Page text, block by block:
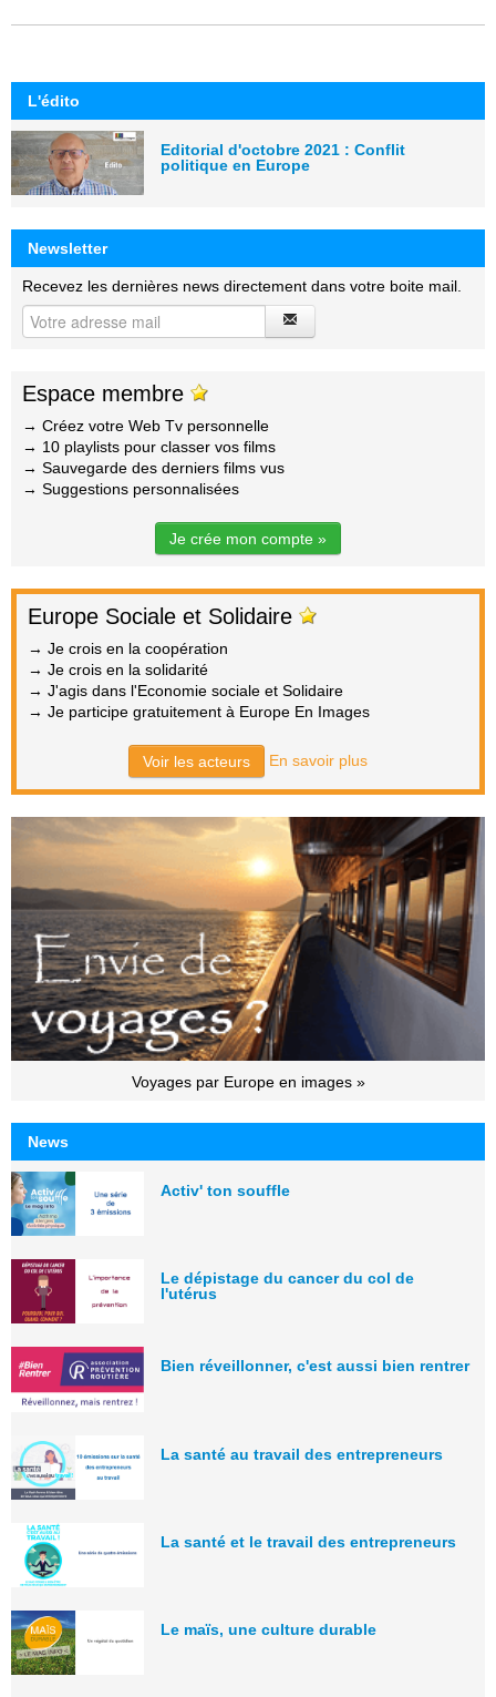
L'édito
Editorial d'octobre 2021 : Conflit
politique en Europe
Newsletter
Recevez les dernières news directement dans votre boite mail.
Espace membre
→ Créez votre Web Tv personnelle
→ 10 playlists pour classer vos films
→ Sauvegarde des derniers films vus
→ Suggestions personnalisées
Je crée mon compte »
Europe Sociale et Solidaire
→ Je crois en la coopération
→ Je crois en la solidarité
→ J'agis dans l'Economie sociale et Solidaire
→ Je participe gratuitement à Europe En Images
Voir les acteurs En savoir plus
Voyages par Europe en images »
News
Activ' ton souffle
Le dépistage du cancer du col de
l'utérus
Bien réveillonner, c'est aussi bien rentrer
La santé au travail des entrepreneurs
La santé et le travail des entrepreneurs
Le maïs, une culture durable